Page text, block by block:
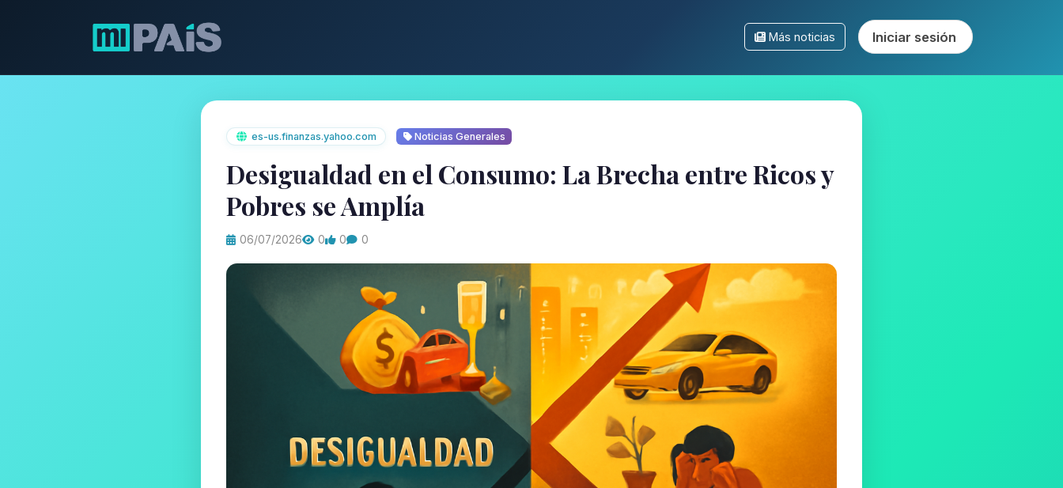
Más noticias Iniciar sesión
es-us.finanzas.yahoo.com Noticias Generales
Desigualdad en el Consumo: La Brecha entre Ricos y
Pobres se Amplía
06/07/2026 0 0 0